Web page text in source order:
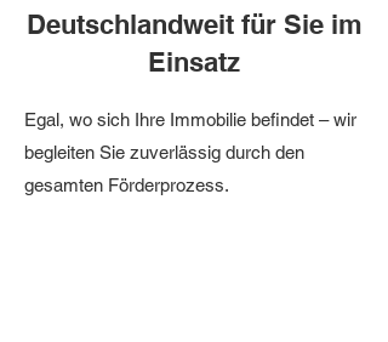
Deutschlandweit für Sie im
Einsatz
Egal, wo sich Ihre Immobilie befindet – wir
begleiten Sie zuverlässig durch den
gesamten Förderprozess.